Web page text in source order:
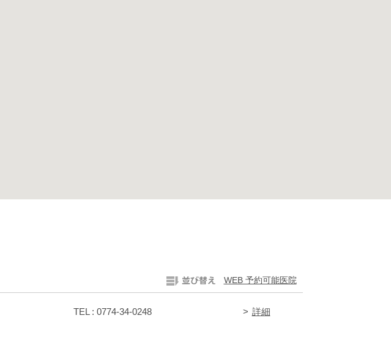
WEB 予約可能医院
TEL : 0774-34-0248 詳細